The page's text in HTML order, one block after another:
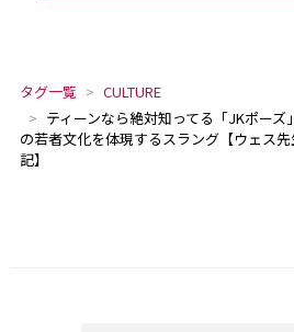
タグ一覧
CULTURE
ティーンなら絶対知ってる「JKポー
の若者文化を体現するスラング【ウェス
記】